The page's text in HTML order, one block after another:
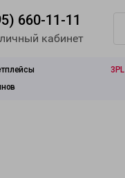
660-11-11
кабинет
3PL